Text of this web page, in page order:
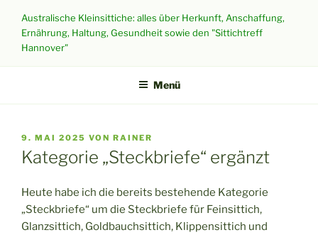
Inhalt
springen
Australische Kleinsittiche: alles über Herkunft, Anschaffung,
Ernährung, Haltung, Gesundheit sowie den "Sittichtreff
Hannover"
Menü
VERÖFFENTLICHT
AM
9. MAI 2025 VON RAINER
Kategorie „Steckbriefe“ ergänzt
Heute habe ich die bereits bestehende Kategorie
„Steckbriefe“ um die Steckbriefe für Feinsittich,
Glanzsittich, Goldbauchsittich, Klippensittich und